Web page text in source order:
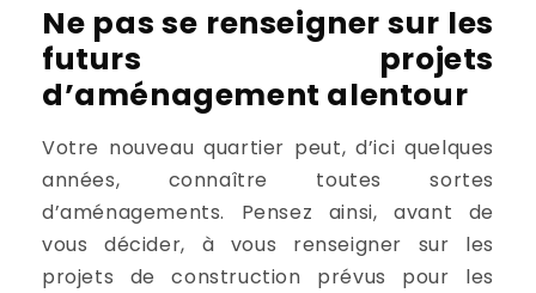
Ne pas se renseigner sur les
futurs projets
d’aménagement alentour
Votre nouveau quartier peut, d’ici quelques
années, connaître toutes sortes
d’aménagements. Pensez ainsi, avant de
vous décider, à vous renseigner sur les
projets de construction prévus pour les